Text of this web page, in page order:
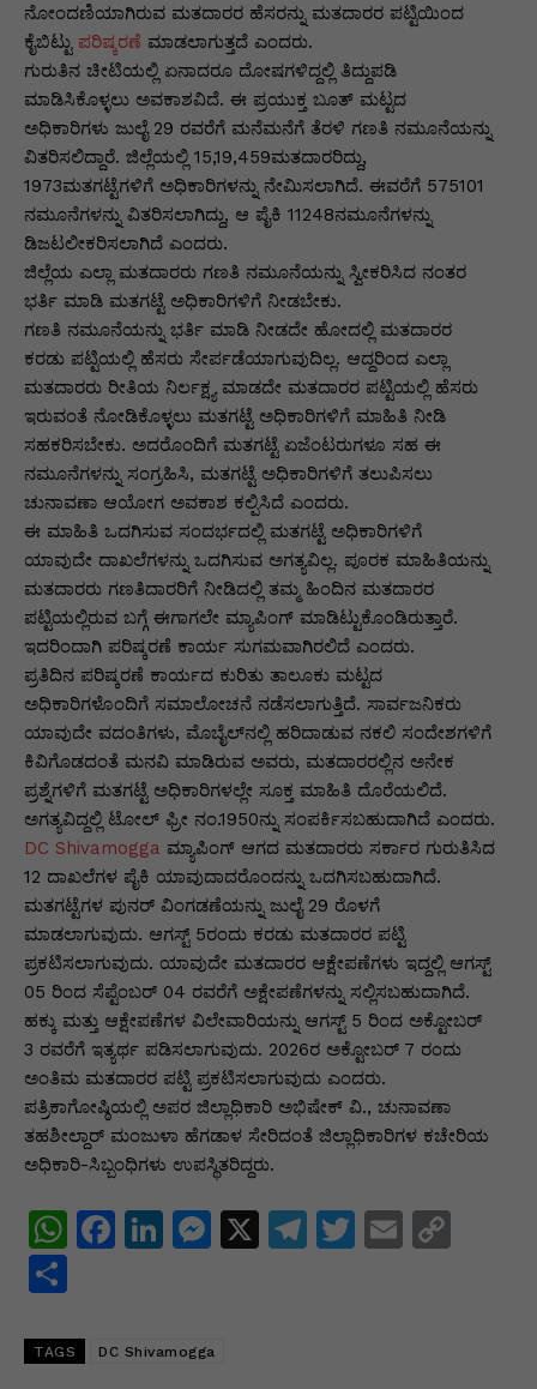
ನೋಂದಣಿಯಾಗಿರುವ ಮತದಾರರ ಹೆಸರನ್ನು ಮತದಾರರ ಪಟ್ಟಿಯಿಂದ
ಕೈಬಿಟ್ಟುಪರಿಷ್ಕರಣೆ ಮಾಡಲಾಗುತ್ತದೆ ಎಂದರು.
ಗುರುತಿನ ಚೀಟಿಯಲ್ಲಿ ಏನಾದರೂ ದೋಷಗಳಿದ್ದಲ್ಲಿ ತಿದ್ದುಪಡಿ
ಮಾಡಿಸಿಕೊಳ್ಳಲು ಅವಕಾಶವಿದೆ. ಈ ಪ್ರಯುಕ್ತ ಬೂತ್ ಮಟ್ಟದ
ಅಧಿಕಾರಿಗಳು ಜುಲೈ 29 ರವರೆಗೆ ಮನೆಮನೆಗೆ ತೆರಳಿ ಗಣತಿ ನಮೂನೆಯನ್ನು
ವಿತರಿಸಲಿದ್ದಾರೆ. ಜಿಲ್ಲೆಯಲ್ಲಿ 15,19,459ಮತದಾರರಿದ್ದು,
1973ಮತಗಟ್ಟೆಗಳಿಗೆ ಅಧಿಕಾರಿಗಳನ್ನು ನೇಮಿಸಲಾಗಿದೆ. ಈವರೆಗೆ 575101
ನಮೂನೆಗಳನ್ನು ವಿತರಿಸಲಾಗಿದ್ದು, ಆ ಪೈಕಿ 11248ನಮೂನೆಗಳನ್ನು
ಡಿಜಟಲೀಕರಿಸಲಾಗಿದೆ ಎಂದರು.
ಜಿಲ್ಲೆಯ ಎಲ್ಲಾ ಮತದಾರರು ಗಣತಿ ನಮೂನೆಯನ್ನು ಸ್ವೀಕರಿಸಿದ ನಂತರ
ಭರ್ತಿ ಮಾಡಿ ಮತಗಟ್ಟೆ ಅಧಿಕಾರಿಗಳಿಗೆ ನೀಡಬೇಕು.
ಗಣತಿ ನಮೂನೆಯನ್ನು ಭರ್ತಿ ಮಾಡಿ ನೀಡದೇ ಹೋದಲ್ಲಿ ಮತದಾರರ
ಕರಡು ಪಟ್ಟಿಯಲ್ಲಿ ಹೆಸರು ಸೇರ್ಪಡೆಯಾಗುವುದಿಲ್ಲ. ಆದ್ದರಿಂದ ಎಲ್ಲಾ
ಮತದಾರರು ರೀತಿಯ ನಿರ್ಲಕ್ಷ್ಯ ಮಾಡದೇ ಮತದಾರರ ಪಟ್ಟಿಯಲ್ಲಿ ಹೆಸರು
ಇರುವಂತೆ ನೋಡಿಕೊಳ್ಳಲು ಮತಗಟ್ಟೆ ಅಧಿಕಾರಿಗಳಿಗೆ ಮಾಹಿತಿ ನೀಡಿ
ಸಹಕರಿಸಬೇಕು. ಅದರೊಂದಿಗೆ ಮತಗಟ್ಟೆ ಏಜೆಂಟರುಗಳೂ ಸಹ ಈ
ನಮೂನೆಗಳನ್ನು ಸಂಗ್ರಹಿಸಿ, ಮತಗಟ್ಟೆ ಅಧಿಕಾರಿಗಳಿಗೆ ತಲುಪಿಸಲು
ಚುನಾವಣಾ ಆಯೋಗ ಅವಕಾಶ ಕಲ್ಪಿಸಿದೆ ಎಂದರು.
ಈ ಮಾಹಿತಿ ಒದಗಿಸುವ ಸಂದರ್ಭದಲ್ಲಿ ಮತಗಟ್ಟೆ ಅಧಿಕಾರಿಗಳಿಗೆ
ಯಾವುದೇ ದಾಖಲೆಗಳನ್ನು ಒದಗಿಸುವ ಅಗತ್ಯವಿಲ್ಲ. ಪೂರಕ ಮಾಹಿತಿಯನ್ನು
ಮತದಾರರು ಗಣತಿದಾರರಿಗೆ ನೀಡಿದಲ್ಲಿ ತಮ್ಮ ಹಿಂದಿನ ಮತದಾರರ
ಪಟ್ಟಿಯಲ್ಲಿರುವ ಬಗ್ಗೆ ಈಗಾಗಲೇ ಮ್ಯಾಪಿಂಗ್‌ ಮಾಡಿಟ್ಟುಕೊಂಡಿರುತ್ತಾರೆ.
ಇದರಿಂದಾಗಿ ಪರಿಷ್ಕರಣೆ ಕಾರ್ಯ ಸುಗಮವಾಗಿರಲಿದೆ ಎಂದರು.
ಪ್ರತಿದಿನ ಪರಿಷ್ಕರಣೆ ಕಾರ್ಯದ ಕುರಿತು ತಾಲೂಕು ಮಟ್ಟದ
ಅಧಿಕಾರಿಗಳೊಂದಿಗೆ ಸಮಾಲೋಚನೆ ನಡೆಸಲಾಗುತ್ತಿದೆ. ಸಾರ್ವಜನಿಕರು
ಯಾವುದೇ ವದಂತಿಗಳು, ಮೊಬೈಲ್‌ನಲ್ಲಿ ಹರಿದಾಡುವ ನಕಲಿ ಸಂದೇಶಗಳಿಗೆ
ಕಿವಿಗೊಡದಂತೆ ಮನವಿ ಮಾಡಿರುವ ಅವರು, ಮತದಾರರಲ್ಲಿನ ಅನೇಕ
ಪ್ರಶ್ನೆಗಳಿಗೆ ಮತಗಟ್ಟೆ ಅಧಿಕಾರಿಗಳಲ್ಲೇ ಸೂಕ್ತ ಮಾಹಿತಿ ದೊರೆಯಲಿದೆ.
ಅಗತ್ಯವಿದ್ದಲ್ಲಿ ಟೋಲ್‌ ಫ್ರೀ ನಂ.1950ನ್ನು ಸಂಪರ್ಕಿಸಬಹುದಾಗಿದೆ ಎಂದರು.
DC Shivamogga ಮ್ಯಾಪಿಂಗ್ ಆಗದ ಮತದಾರರು ಸರ್ಕಾರ ಗುರುತಿಸಿದ
12 ದಾಖಲೆಗಳ ಪೈಕಿ ಯಾವುದಾದರೊಂದನ್ನು ಒದಗಿಸಬಹುದಾಗಿದೆ.
ಮತಗಟ್ಟೆಗಳ ಪುನರ್ ವಿಂಗಡಣೆಯನ್ನು ಜುಲೈ 29 ರೊಳಗೆ
ಮಾಡಲಾಗುವುದು. ಆಗಸ್ಟ್ 5ರಂದು ಕರಡು ಮತದಾರರ ಪಟ್ಟಿ
ಪ್ರಕಟಿಸಲಾಗುವುದು. ಯಾವುದೇ ಮತದಾರರ ಆಕ್ಷೇಪಣೆಗಳು ಇದ್ದಲ್ಲಿ ಆಗಸ್ಟ್
05 ರಿಂದ ಸೆಪ್ಟೆಂಬರ್ 04 ರವರೆಗೆ ಅಕ್ಷೇಪಣೆಗಳನ್ನು ಸಲ್ಲಿಸಬಹುದಾಗಿದೆ.
ಹಕ್ಕು ಮತ್ತು ಆಕ್ಷೇಪಣೆಗಳ ವಿಲೇವಾರಿಯನ್ನು ಆಗಸ್ಟ್ 5 ರಿಂದ ಅಕ್ಟೋಬರ್
3 ರವರೆಗೆ ಇತ್ಯರ್ಥ ಪಡಿಸಲಾಗುವುದು. 2026ರ ಅಕ್ಟೋಬರ್ 7 ರಂದು
ಅಂತಿಮ ಮತದಾರರ ಪಟ್ಟಿ ಪ್ರಕಟಿಸಲಾಗುವುದು ಎಂದರು.
ಪತ್ರಿಕಾಗೋಷ್ಠಿಯಲ್ಲಿ ಅಪರ ಜಿಲ್ಲಾಧಿಕಾರಿ ಅಭಿಷೇಕ್‌ ವಿ., ಚುನಾವಣಾ
ತಹಶೀಲ್ದಾರ್‌ ಮಂಜುಳಾ ಹೆಗಡಾಳ ಸೇರಿದಂತೆ ಜಿಲ್ಲಾಧಿಕಾರಿಗಳ ಕಚೇರಿಯ
ಅಧಿಕಾರಿ-ಸಿಬ್ಬಂಧಿಗಳು ಉಪಸ್ಥಿತರಿದ್ದರು.
W
s
F
e
Li
e
M
s
X
T
T
E
ar
TAGS DC Shivamogga